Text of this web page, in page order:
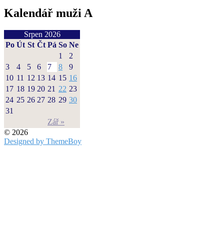
Kalendář muži A
Srpen 2026
Po Út St Čt Pá So Ne
Zář »
1
2
3
4 5 6 7 8
9
10 11 12 13 14 15 16
17 18 19 20 21 22 23
24 25 26 27 28 29 30
31
© 2026
Designed by ThemeBoy